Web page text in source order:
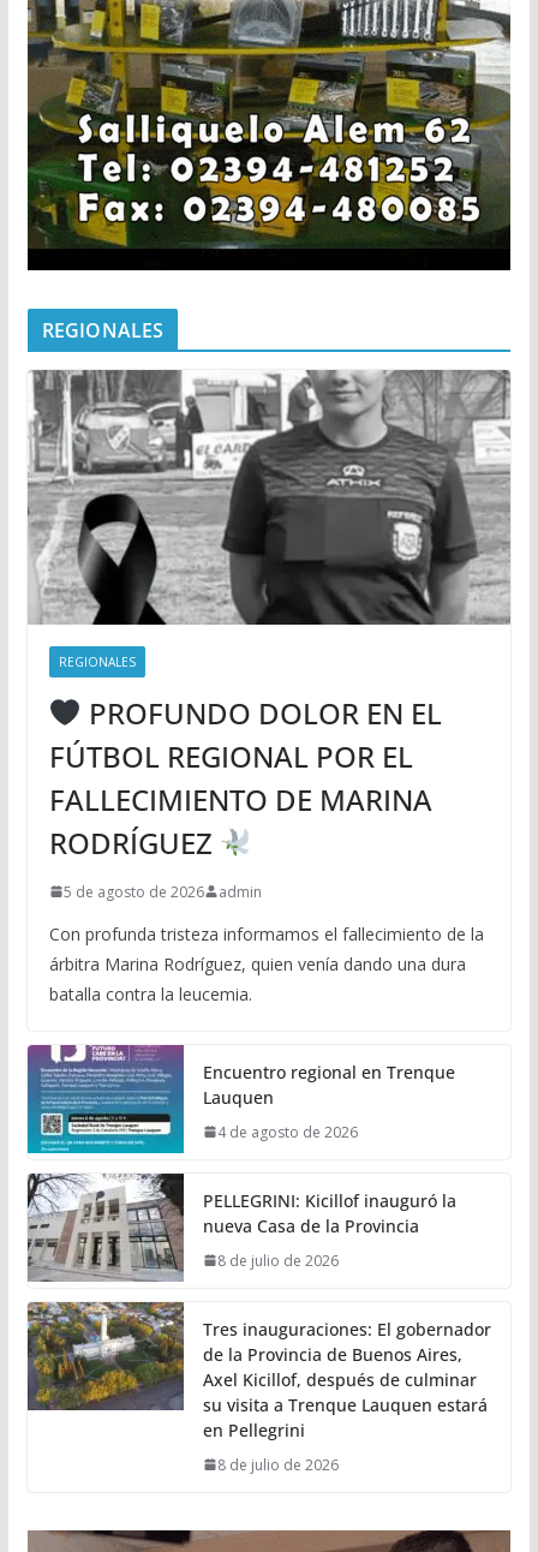
REGIONALES
REGIONALES
PROFUNDO DOLOR EN EL
FÚTBOL REGIONAL POR EL
FALLECIMIENTO DE MARINA
RODRÍGUEZ
5 de agosto de 2026 admin
Con profunda tristeza informamos el fallecimiento de la
árbitra Marina Rodríguez, quien venía dando una dura
batalla contra la leucemia.
Encuentro regional en Trenque
Lauquen
4 de agosto de 2026
PELLEGRINI: Kicillof inauguró la
nueva Casa de la Provincia
8 de julio de 2026
Tres inauguraciones: El gobernador
de la Provincia de Buenos Aires,
Axel Kicillof, después de culminar
su visita a Trenque Lauquen estará
en Pellegrini
8 de julio de 2026